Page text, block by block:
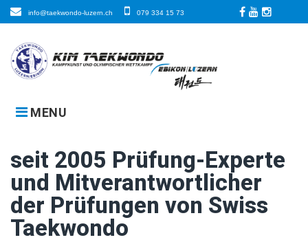
Skip
info@taekwondo-luzern.ch 079 334 15 73
MENU
seit 2005 Prüfung-Experte
und Mitverantwortlicher
der Prüfungen von Swiss
Taekwondo